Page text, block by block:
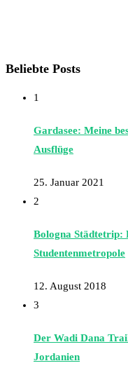
Beliebte Posts
1
Gardasee: Meine
Ausflüge
25. Januar 2021
2
Bologna Städtetrip:
Studentenmetropole
12. August 2018
3
Der Wadi Dana
Jordanien